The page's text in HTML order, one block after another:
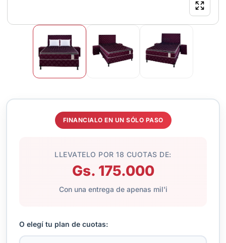
FINANCIALO EN UN SÓLO PASO
LLEVATELO POR 18 CUOTAS DE:
Gs. 175.000
Con una entrega de apenas mil'i
O elegí tu plan de cuotas: